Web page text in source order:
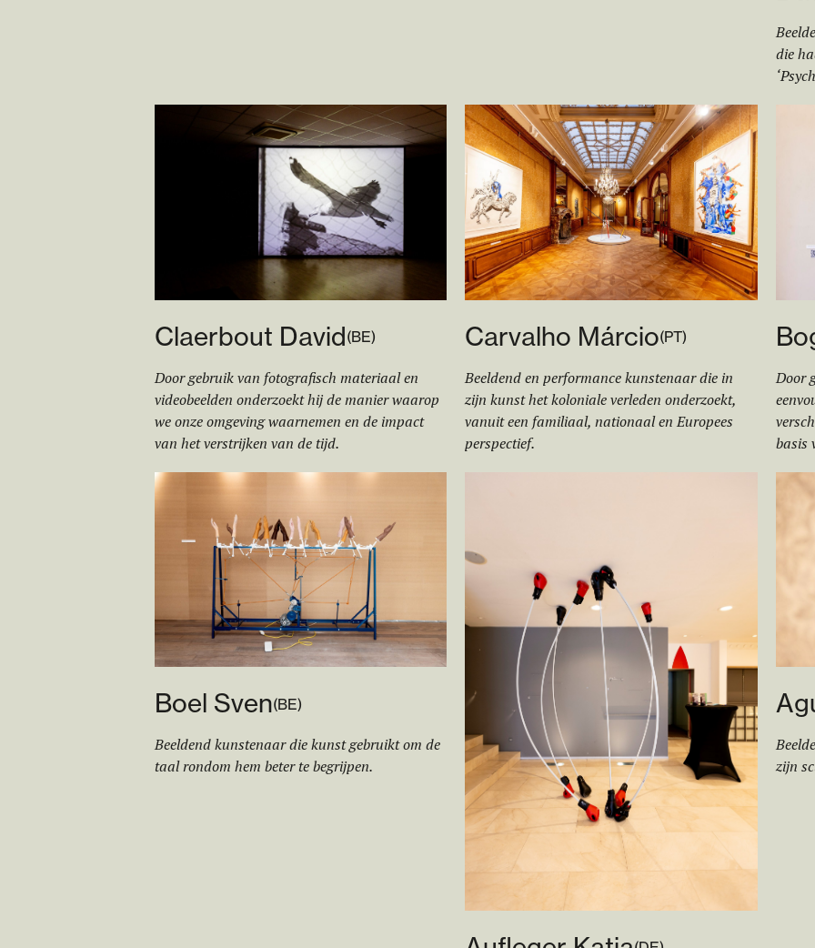
die
Claerbout David(BE)
Door gebruik van fotografisch materiaal en
videobeelden onderzoekt hij de manier waarop
we onze omgeving waarnemen en de impact
van het verstrijken van de tijd.
Carvalho Márcio(PT)
Beeldend en performance kunstenaar die in
zijn kunst het koloniale verleden onderzoekt,
vanuit een familiaal, nationaal en Europees
perspectief.
Door
basis
Boel Sven(BE)
Beeldend kunstenaar die kunst gebruikt om de
taal rondom hem beter te begrijpen.
zijn